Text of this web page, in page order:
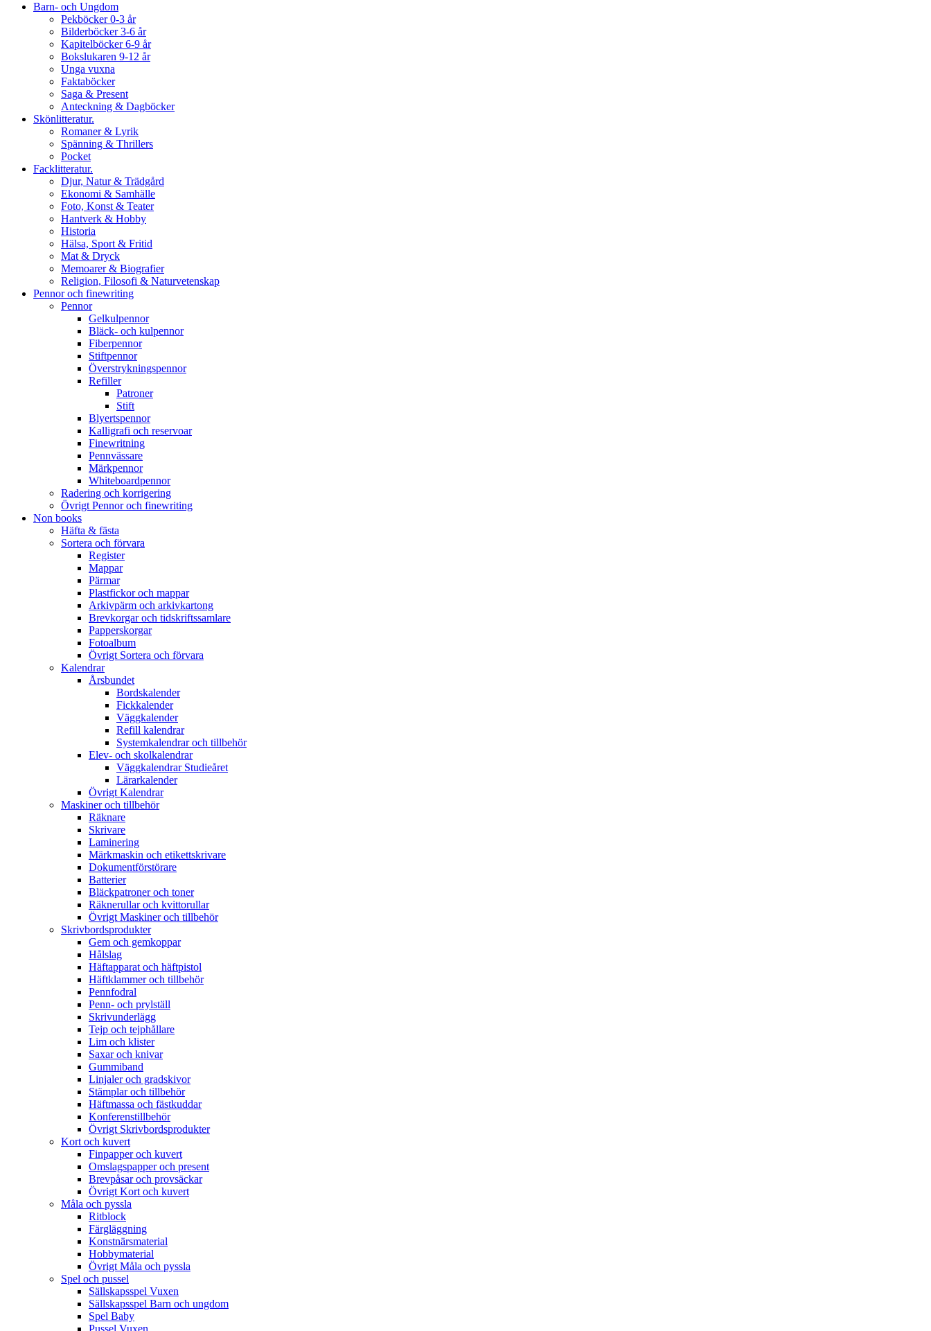
Barn- och Ungdom
Pekböcker 0-3 år
Bilderböcker 3-6 år
Kapitelböcker 6-9 år
Bokslukaren 9-12 år
Unga vuxna
Faktaböcker
Saga & Present
Anteckning & Dagböcker
Skönlitteratur.
Romaner & Lyrik
Spänning & Thrillers
Pocket
Facklitteratur.
Djur, Natur & Trädgård
Ekonomi & Samhälle
Foto, Konst & Teater
Hantverk & Hobby
Historia
Hälsa, Sport & Fritid
Mat & Dryck
Memoarer & Biografier
Religion, Filosofi & Naturvetenskap
Pennor och finewriting
Pennor
Gelkulpennor
Bläck- och kulpennor
Fiberpennor
Stiftpennor
Överstrykningspennor
Refiller
Patroner
Stift
Blyertspennor
Kalligrafi och reservoar
Finewritning
Pennvässare
Märkpennor
Whiteboardpennor
Radering och korrigering
Övrigt Pennor och finewriting
Non books
Häfta & fästa
Sortera och förvara
Register
Mappar
Pärmar
Plastfickor och mappar
Arkivpärm och arkivkartong
Brevkorgar och tidskriftssamlare
Papperskorgar
Fotoalbum
Övrigt Sortera och förvara
Kalendrar
Årsbundet
Bordskalender
Fickkalender
Väggkalender
Refill kalendrar
Systemkalendrar och tillbehör
Elev- och skolkalendrar
Väggkalendrar Studieåret
Lärarkalender
Övrigt Kalendrar
Maskiner och tillbehör
Räknare
Skrivare
Laminering
Märkmaskin och etikettskrivare
Dokumentförstörare
Batterier
Bläckpatroner och toner
Räknerullar och kvittorullar
Övrigt Maskiner och tillbehör
Skrivbordsprodukter
Gem och gemkoppar
Hålslag
Häftapparat och häftpistol
Häftklammer och tillbehör
Pennfodral
Penn- och prylställ
Skrivunderlägg
Tejp och tejphållare
Lim och klister
Saxar och knivar
Gummiband
Linjaler och gradskivor
Stämplar och tillbehör
Häftmassa och fästkuddar
Konferenstillbehör
Övrigt Skrivbordsprodukter
Kort och kuvert
Finpapper och kuvert
Omslagspapper och present
Brevpåsar och provsäckar
Övrigt Kort och kuvert
Måla och pyssla
Ritblock
Färgläggning
Konstnärsmaterial
Hobbymaterial
Övrigt Måla och pyssla
Spel och pussel
Sällskapsspel Vuxen
Sällskapsspel Barn och ungdom
Spel Baby
Pussel Vuxen